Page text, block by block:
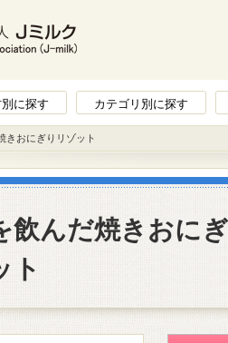
に探す カテゴリ別に探す
きおにぎりリゾット
飲んだ焼きおにぎ
ト